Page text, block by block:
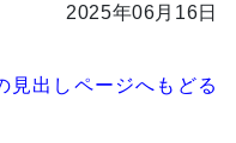
2025年06月16日
出しページへもどる